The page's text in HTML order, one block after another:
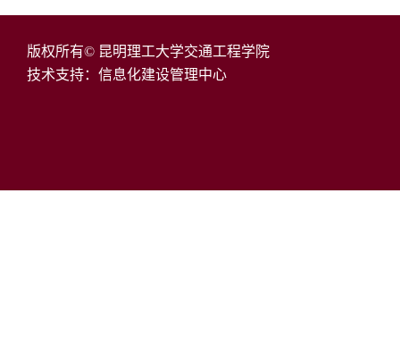
版权所有© 昆明理工大学交通工程学院
技术支持：信息化建设管理中心